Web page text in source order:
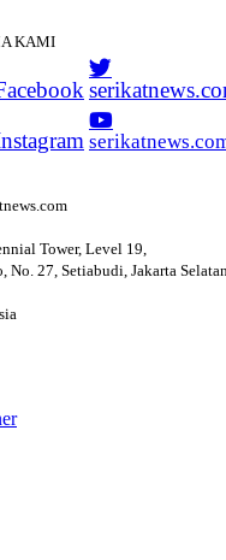
KAMI
Tower, Level 19,
No. 27, Setiabudi, Jakarta